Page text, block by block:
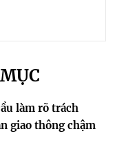
làm rõ trách
giao thông chậm